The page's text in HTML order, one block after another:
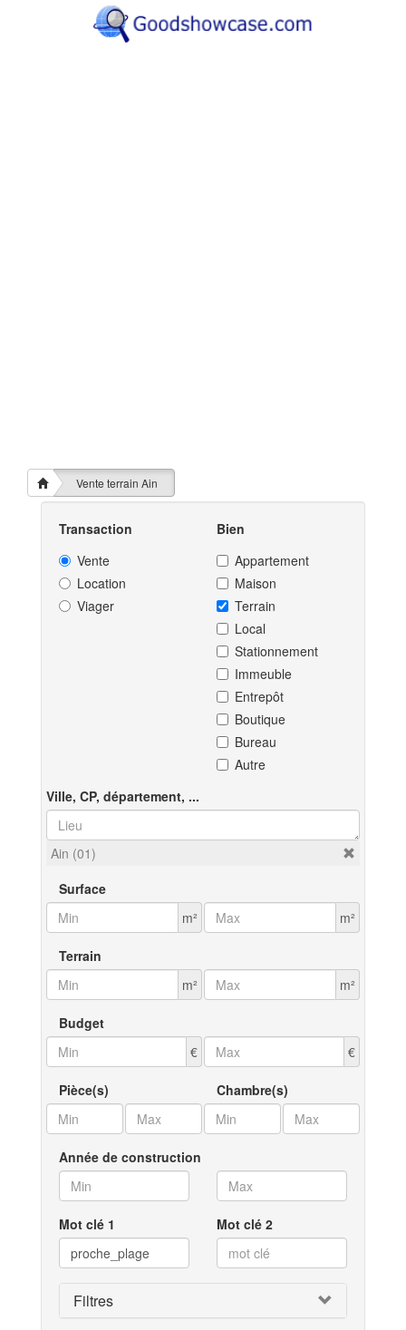
Vente terrain Ain
Transaction
Vente
Location
Viager
Bien
Appartement
Maison
Terrain
Local
Stationnement
Immeuble
Entrepôt
Boutique
Bureau
Autre
Ville, CP, département, ...
Ain (01)
Surface
m²
m²
Terrain
m²
m²
Budget
€
€
Pièce(s) Chambre(s)
Année de construction
Mot clé 1 Mot clé 2
Filtres